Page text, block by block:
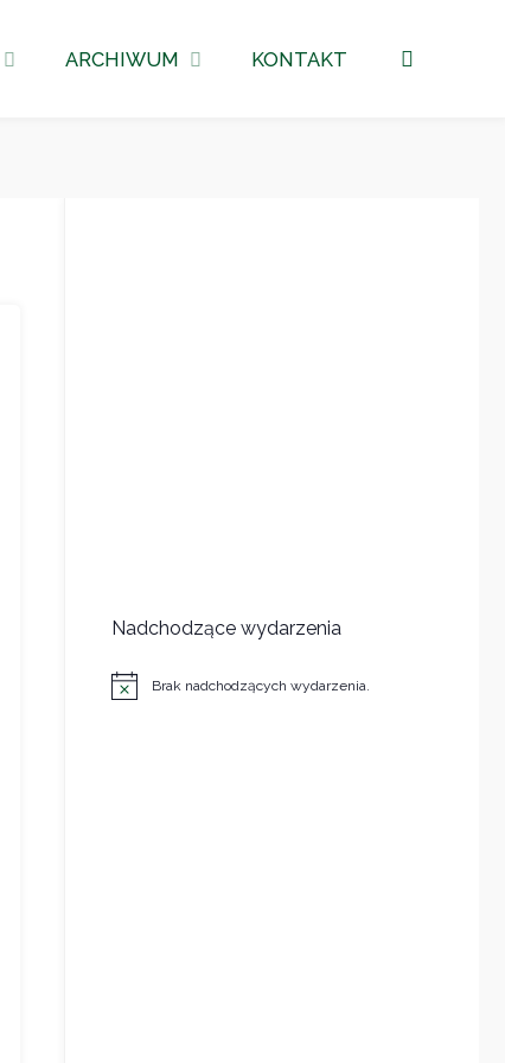
ARCHIWUM KONTAKT
Nadchodzące wydarzenia
Powiadomienie
Brak nadchodzących wydarzenia.